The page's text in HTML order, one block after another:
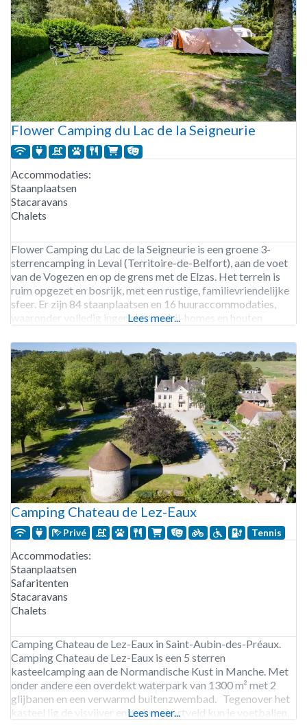
Flower Camping du Lac de la Seigneurie
Accommodaties:
Staanplaatsen
Stacaravans
Chalets
Flower Camping du Lac de la Seigneurie is een groene 3-
sterrencamping in Leval (Territoire-de-Belfort), aan de voet
van de Vogezen en op de grens met de Elzas. Het terrein is
ruim opgezet en bosrijk, met een rustige, familievriendelijke
sfeer. Er zijn 84 staanplaatsen en 16 huuraccommodaties,
waaronder volledig ingerichte mobil-homes en houten
Lees meer...
Camping Chateau de Lez-Eaux
Privé Tennis
Accommodaties:
Staanplaatsen
Safaritenten
Stacaravans
Chalets
Camping Chateau de Lez-Eaux in Saint-Aubin-des-Préaux.
Camping Chateau de Lez-Eaux is een 5 sterren
kasteelcamping aan de Normandische Kust in Manche. Met
onder andere een overdekt waterpark van 1300 m² met 2
glijbanen en een verwarmd buitenzwembad. Tegenover het
kasteel lig de visvijver en op het sportveld kun je voetballen,
Lees meer...